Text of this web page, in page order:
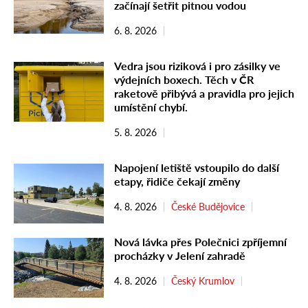
začínají šetřit pitnou vodou
6. 8. 2026
Vedra jsou riziková i pro zásilky ve
výdejních boxech. Těch v ČR
raketově přibývá a pravidla pro jejich
umístění chybí.
5. 8. 2026
Napojení letiště vstoupilo do další
etapy, řidiče čekají změny
4. 8. 2026 České Budějovice
Nová lávka přes Polečnici zpříjemní
procházky v Jelení zahradě
4. 8. 2026 Český Krumlov